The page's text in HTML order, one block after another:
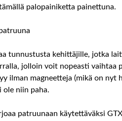
palopainiketta painettuna.
tunnustusta kehittäjille, jotka
jolloin voit nopeasti vaihtaa
ilman magneetteja (mikä on
ole niin paha.
patruunaan käytettäväksi